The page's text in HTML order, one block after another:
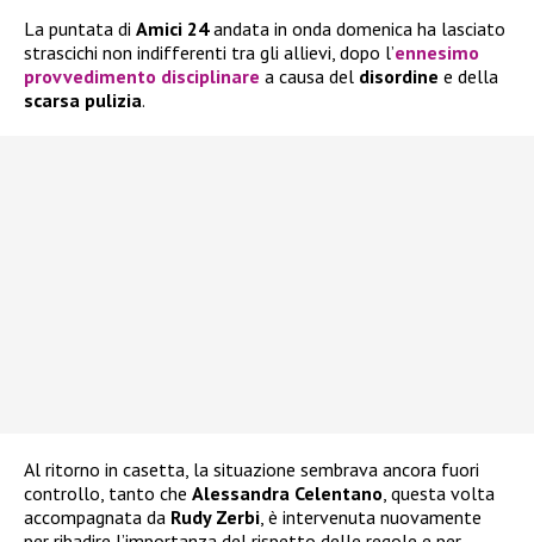
La puntata di Amici 24andata in onda domenica ha lasciato
strascichi non indifferenti tra gli allievi, dopo l’ennesimo
provvedimento disciplinare a causa del disordine e della
scarsa pulizia.
Al ritorno in casetta, la situazione sembrava ancora fuori
controllo, tanto che Alessandra Celentano, questa volta
accompagnata da Rudy Zerbi, è intervenuta nuovamente